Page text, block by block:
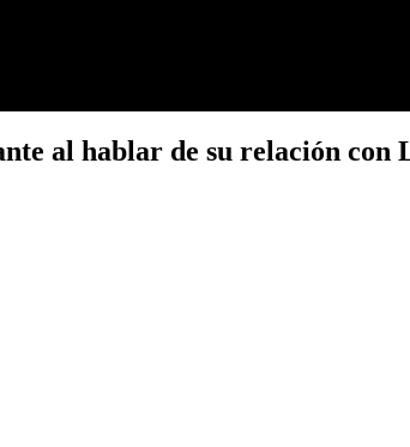
al hablar de su relación con